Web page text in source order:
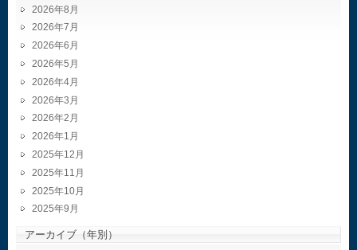
2026年8月
2026年7月
2026年6月
2026年5月
2026年4月
2026年3月
2026年2月
2026年1月
2025年12月
2025年11月
2025年10月
2025年9月
アーカイブ（年別）